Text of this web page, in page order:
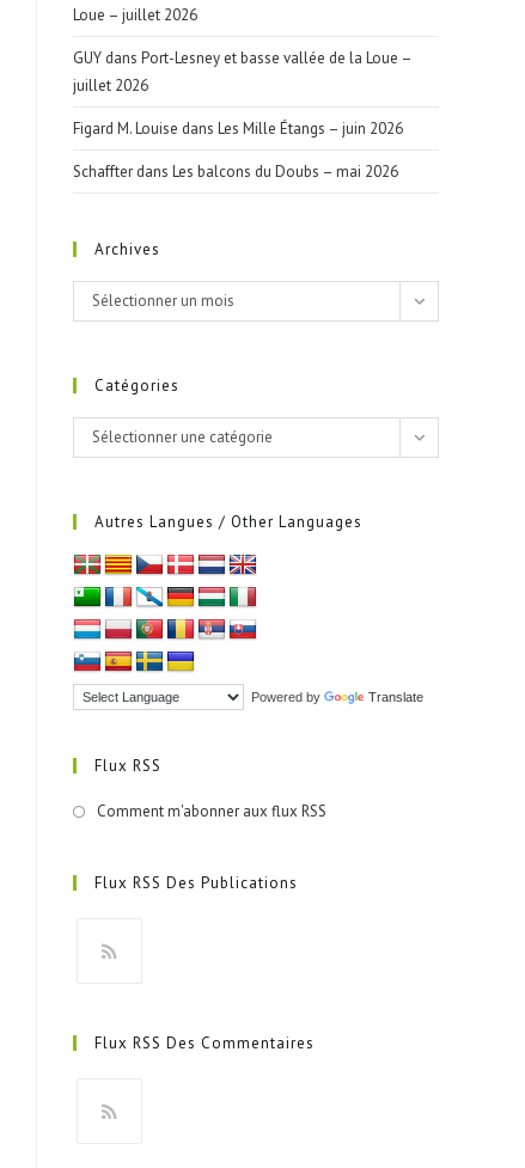
Loue – juillet 2026
GUY dans Port-Lesney et basse vallée de la Loue –
juillet 2026
Figard M. Louise dans Les Mille Étangs – juin 2026
Schaffter dans Les balcons du Doubs – mai 2026
Archives
Archives
Sélectionner un mois
Catégories
Catégories
Sélectionner une catégorie
Autres Langues / Other Languages
Powered by Translate
Flux RSS
Comment m'abonner aux flux RSS
Flux RSS Des Publications
un
onglet
Flux RSS Des Commentaires